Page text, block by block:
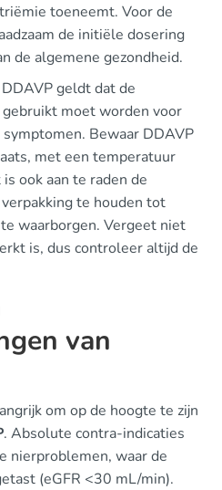
toeneemt. Voor de
de initiële dosering
de algemene gezondheid.
geldt dat de
moet worden voor
Bewaar DDAVP
met een temperatuur
ook aan te raden de
te houden tot
waarborgen. Vergeet niet
is, dus controleer altijd de
van
om op de hoogte te zijn
. Absolute contra-indicaties
nierproblemen, waar de
(eGFR <30 mL/min).